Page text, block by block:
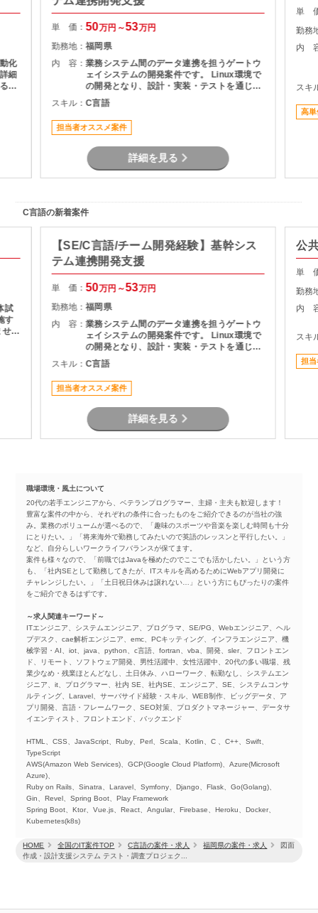
HOME 全国のIT案件TOP C言語の案件・求人 福岡県の案件・求人
図面
作成・設計支援システム テスト・調査プロジェク...
化
細
こ
単 価：50万円～53万円
勤務地：福岡県
内 容：業務システム間のデータ連携を担うゲートウ
ェイシステムの開発案件です。 Linux環境で
の開発となり、設計・実装・テストを通じて
システムの安定稼働を支える役割を担当いた
だきます。 長期案件のため、腰を据えて開発
に携わりたい方におすすめです。
スキル：C言語
担当者オススメ案件
詳細を見る
単
勤務
内
スキ
高単
C言語の新着案件
試
す
る
【SE/C言語/チーム開発経験】基幹シス
テム連携開発支援
単 価：50万円～53万円
勤務地：福岡県
内 容：業務システム間のデータ連携を担うゲートウ
ェイシステムの開発案件です。 Linux環境で
の開発となり、設計・実装・テストを通じて
システムの安定稼働を支える役割を担当いた
だきます。 長期案件のため、腰を据えて開発
に携わりたい方におすすめです。
スキル：C言語
担当者オススメ案件
詳細を見る
公
単
勤務
内
スキ
担当
職場環境・風土について
20代の若手エンジニアから、ベテランプログラマー、主婦・主夫も歓迎します！
豊富な案件の中から、それぞれの条件に合ったものをご紹介できるのが当社の強
み。業務のボリュームが選べるので、「趣味のスポーツや音楽を楽しむ時間も十分
にとりたい。」「将来海外で勤務してみたいので英語のレッスンと平行したい。」
など、自分らしいワークライフバランスが保てます。
案件も様々なので、「前職ではJavaを極めたのでここでも活かしたい。」という方
も、「社内SEとして勤務してきたが、ITスキルを高めるためにWebアプリ開発に
チャレンジしたい。」「土日祝日休みは譲れない…」という方にもぴったりの案件
をご紹介できるはずです。
～求人関連キーワード～
ITエンジニア、システムエンジニア、プログラマ、SE/PG、Webエンジニア、ヘル
プデスク、cae解析エンジニア、emc、PCキッティング、インフラエンジニア、機
械学習・AI、iot、java、python、c言語、fortran、vba、開発、sler、フロントエン
ド、リモート、ソフトウェア開発、男性活躍中、女性活躍中、20代の多い職場、残
業少なめ・残業ほとんどなし、土日休み、ハローワーク、転勤なし、システムエン
ジニア、it、プログラマー、社内 SE、社内SE、エンジニア、SE、システムコンサ
ルティング、Laravel、サーバサイド経験・スキル、WEB制作、ビッグデータ、ア
プリ開発、言語・フレームワーク、SEO対策、プロダクトマネージャー、データサ
イエンティスト、フロントエンド、バックエンド
HTML、CSS、JavaScript、Ruby、Perl、Scala、Kotlin、C 、C++、Swift、
TypeScript
AWS(Amazon Web Services)、GCP(Google Cloud Platform)、Azure(Microsoft
Azure)、
Ruby on Rails、Sinatra、Laravel、Symfony、Django、Flask、Go(Golang)、
Gin、Revel、Spring Boot、Play Framework
Spring Boot、Ktor、Vue.js、React、Angular、Firebase、Heroku、Docker、
Kubernetes(k8s)